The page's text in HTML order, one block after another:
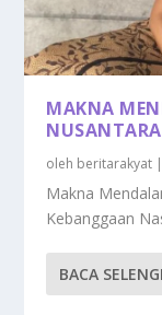
MAKNA
NUSANTARA
oleh beritarakyat |
Makna
Kebanggaan
BACA